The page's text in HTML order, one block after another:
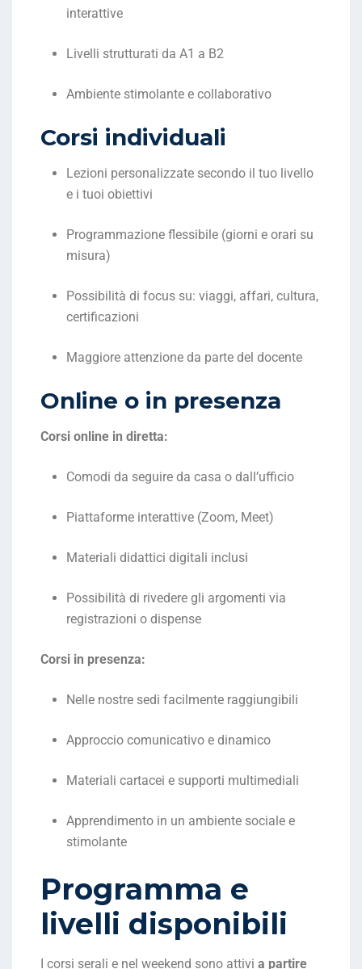
interattive
Livelli strutturati da A1 a B2
Ambiente stimolante e collaborativo
Corsi individuali
Lezioni personalizzate secondo il tuo livello
e i tuoi obiettivi
Programmazione flessibile (giorni e orari su
misura)
Possibilità di focus su: viaggi, affari, cultura,
certificazioni
Maggiore attenzione da parte del docente
Online o in presenza
Corsi online in diretta:
Comodi da seguire da casa o dall’ufficio
Piattaforme interattive (Zoom, Meet)
Materiali didattici digitali inclusi
Possibilità di rivedere gli argomenti via
registrazioni o dispense
Corsi in presenza:
Nelle nostre sedi facilmente raggiungibili
Approccio comunicativo e dinamico
Materiali cartacei e supporti multimediali
Apprendimento in un ambiente sociale e
stimolante
Programma e
livelli disponibili
I corsi serali e nel weekend sono attivi a partire